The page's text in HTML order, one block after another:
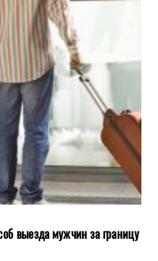
выезда мужчин за границу